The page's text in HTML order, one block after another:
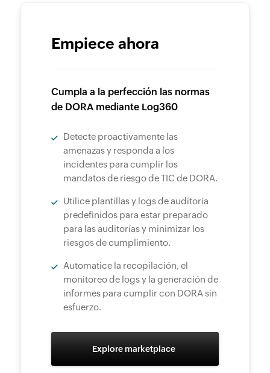
Empiece ahora
Cumpla a la perfección las normas
de DORA mediante Log360
Detecte proactivamente las
amenazas y responda a los
incidentes para cumplir los
mandatos de riesgo de TIC de DORA.
Utilice plantillas y logs de auditoría
predefinidos para estar preparado
para las auditorías y minimizar los
riesgos de cumplimiento.
Automatice la recopilación, el
monitoreo de logs y la generación de
informes para cumplir con DORA sin
esfuerzo.
Explore marketplace